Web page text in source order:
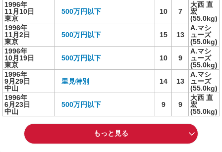
1996年
11月10日
東京
500万円以下 10 7
大西 直
宏
(55.0kg)
1996年
11月2日
東京
500万円以下 15 13
A.マシ
ューズ
(55.0kg)
1996年
10月19日
東京
500万円以下 10 9
A.マシ
ューズ
(55.0kg)
1996年
9月29日
中山
里見特別 14 13
A.マシ
ューズ
(55.0kg)
1996年
6月23日
中山
500万円以下 9 9
大西 直
宏
(55.0kg)
もっと見る